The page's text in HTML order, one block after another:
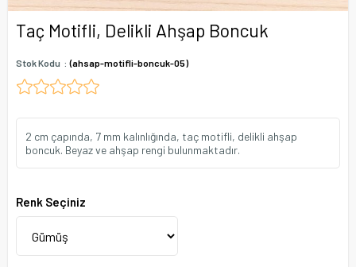
Taç Motifli, Delikli Ahşap Boncuk
Stok Kodu (ahsap-motifli-boncuk-05)
2 cm çapında, 7 mm kalınlığında, taç motifli, delikli ahşap
boncuk. Beyaz ve ahşap rengi bulunmaktadır.
Renk Seçiniz